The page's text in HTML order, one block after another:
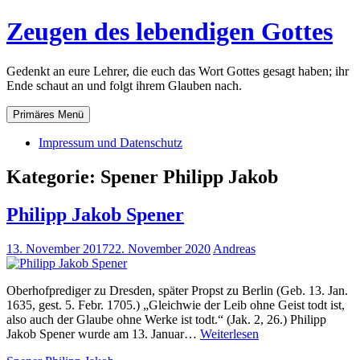
Zum
Inhalt
Zeugen des lebendigen Gottes
Gedenkt an eure Lehrer, die euch das Wort Gottes gesagt haben; ihr
Ende schaut an und folgt ihrem Glauben nach.
Primäres Menü
Impressum und Datenschutz
Kategorie: Spener Philipp Jakob
Philipp Jakob Spener
13. November 201722. November 2020 Andreas
Oberhofprediger zu Dresden, später Propst zu Berlin (Geb. 13. Jan.
1635, gest. 5. Febr. 1705.) „Gleichwie der Leib ohne Geist todt ist,
also auch der Glaube ohne Werke ist todt.“ (Jak. 2, 26.) Philipp
Jakob Spener wurde am 13. Januar… Weiterlesen